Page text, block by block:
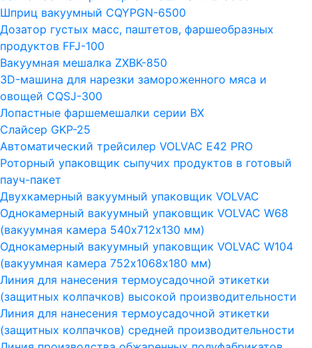
Шприц вакуумный CQYPGN-6500
Дозатор густых масс, паштетов, фаршеобразных
продуктов FFJ-100
Вакуумная мешалка ZXBK-850
3D-машина для нарезки замороженного мяса и
овощей CQSJ-300
Лопастные фаршемешалки серии ВХ
Слайсер GKP-25
Автоматический трейсилер VOLVAC E42 PRO
Роторный упаковщик сыпучих продуктов в готовый
пауч-пакет
Двухкамерный вакуумный упаковщик VOLVAC
Однокамерный вакуумный упаковщик VOLVAC W68
(вакуумная камера 540х712х130 мм)
Однокамерный вакуумный упаковщик VOLVAC W104
(вакуумная камера 752х1068х180 мм)
Линия для нанесения термоусадочной этикетки
(защитных колпачков) высокой производительности
Линия для нанесения термоусадочной этикетки
(защитных колпачков) средней производительности